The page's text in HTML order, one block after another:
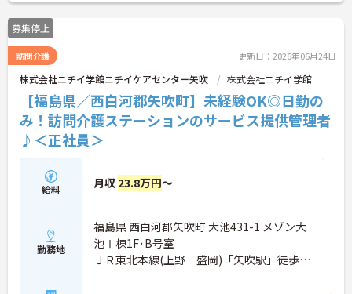
募集停止
訪問介護 更新日：2026年06月24日
株式会社ニチイ学館ニチイケアセンター矢吹 株式会社ニチイ学館
【福島県／西白河郡矢吹町】未経験OK◎日勤の
み！訪問介護ステーションのサービス提供管理者
♪＜正社員＞
給料 月収 23.8万円～
勤務地
福島県 西白河郡矢吹町 大池431-1 メゾン大
池Ⅰ棟1F･B号室
ＪＲ東北本線(上野－盛岡)「矢吹駅」徒歩11
分